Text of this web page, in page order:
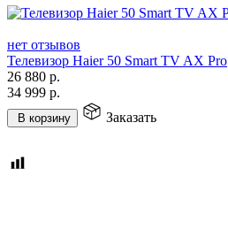
нет отзывов
Телевизор Haier 50 Smart TV AX Pro
26 880 р.
34 999 р.
В корзину Заказать